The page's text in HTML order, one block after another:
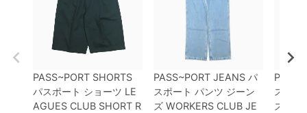
PASS~PORT SHORTS
パスポート ショーツ LE
AGUES CLUB SHORT R
PASS~PORT JEANS パ
スポート パンツ ジーン
ズ WORKERS CLUB JE
スポー
ズ